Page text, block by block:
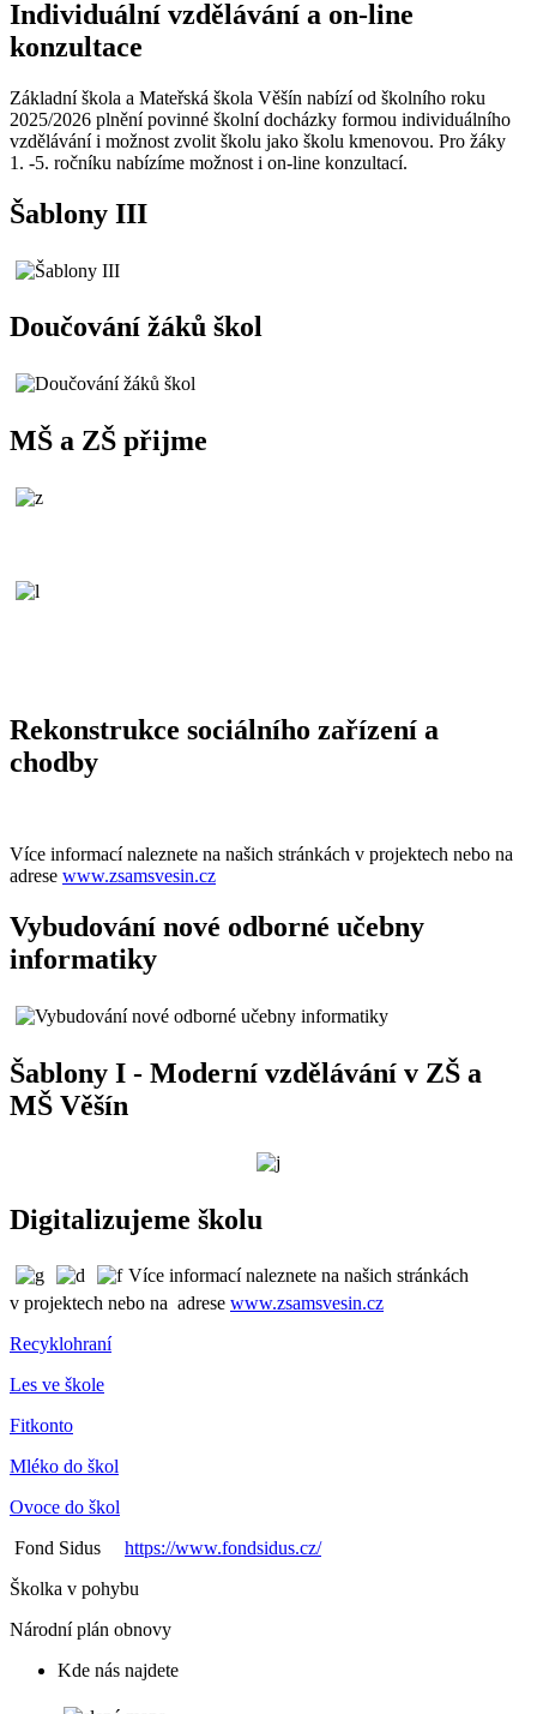
Individuální vzdělávání a on-line
konzultace
Základní škola a Mateřská škola Věšín nabízí od školního roku
2025/2026 plnění povinné školní docházky formou individuálního
vzdělávání i možnost zvolit školu jako školu kmenovou. Pro žáky
1. -5. ročníku nabízíme možnost i on-line konzultací.
Šablony III
Doučování žáků škol
MŠ a ZŠ přijme
Rekonstrukce sociálního zařízení a
chodby
Více informací naleznete na našich stránkách v projektech nebo na
adrese www.zsamsvesin.cz
Vybudování nové odborné učebny
informatiky
Šablony I - Moderní vzdělávání v ZŠ a
MŠ Věšín
Digitalizujeme školu
Více informací naleznete na našich stránkách
v projektech nebo na adrese www.zsamsvesin.cz
Recyklohraní
Les ve škole
Fitkonto
Mléko do škol
Ovoce do škol
Fond Sidus https://www.fondsidus.cz/
Školka v pohybu
Národní plán obnovy
Kde nás najdete